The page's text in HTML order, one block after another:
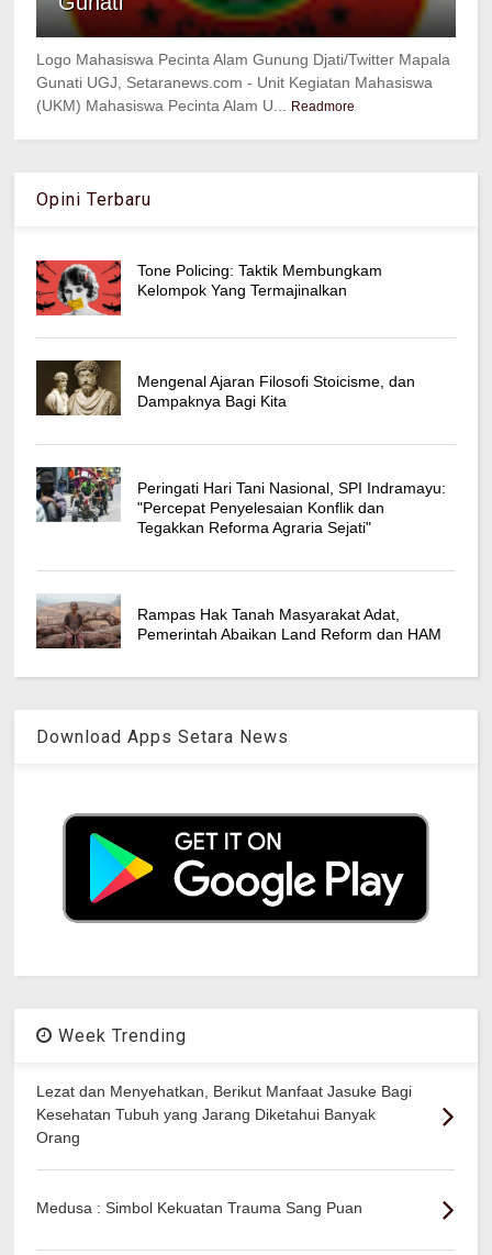
Logo Mahasiswa Pecinta Alam Gunung Djati/Twitter Mapala
Gunati UGJ, Setaranews.com - Unit Kegiatan Mahasiswa
(UKM) Mahasiswa Pecinta Alam U...
Readmore
Opini Terbaru
Tone Policing: Taktik Membungkam
Kelompok Yang Termajinalkan
Mengenal Ajaran Filosofi Stoicisme, dan
Dampaknya Bagi Kita
Peringati Hari Tani Nasional, SPI Indramayu:
"Percepat Penyelesaian Konflik dan
Tegakkan Reforma Agraria Sejati"
Rampas Hak Tanah Masyarakat Adat,
Pemerintah Abaikan Land Reform dan HAM
Download Apps Setara News
Week Trending
Lezat dan Menyehatkan, Berikut Manfaat Jasuke Bagi
Kesehatan Tubuh yang Jarang Diketahui Banyak
Orang
Medusa : Simbol Kekuatan Trauma Sang Puan